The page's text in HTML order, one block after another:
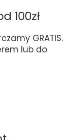
100zł
GRATIS.
lub do